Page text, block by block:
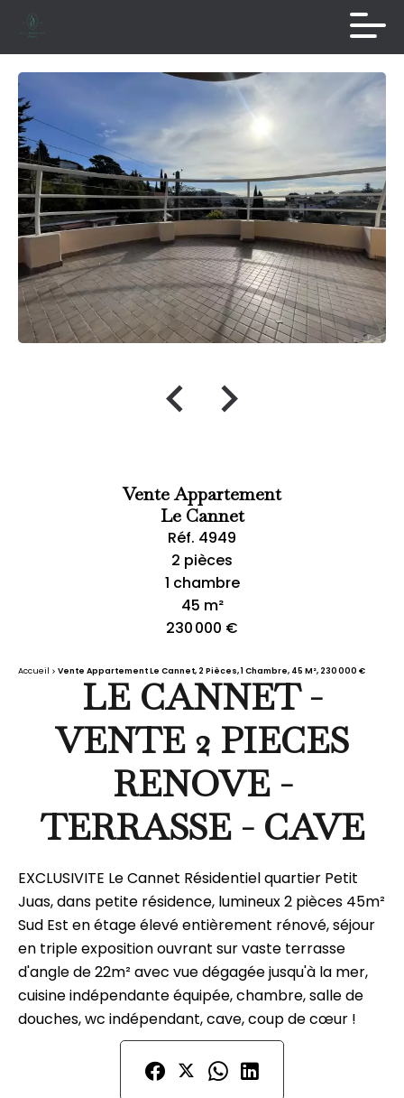
Vente Appartement
Le Cannet
Réf. 4949
2 pièces
1 chambre
45 m²
230 000 €
Accueil Vente Appartement Le Cannet, 2 Pièces, 1 Chambre, 45 M², 230 000 €
LE CANNET -
VENTE 2 PIECES
RENOVE -
TERRASSE - CAVE
EXCLUSIVITE Le Cannet Résidentiel quartier Petit
Juas, dans petite résidence, lumineux 2 pièces 45m²
Sud Est en étage élevé entièrement rénové, séjour
en triple exposition ouvrant sur vaste terrasse
d'angle de 22m² avec vue dégagée jusqu'à la mer,
cuisine indépendante équipée, chambre, salle de
douches, wc indépendant, cave, coup de cœur !